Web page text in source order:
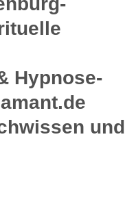
Hypnose-
und